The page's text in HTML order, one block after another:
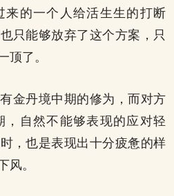
来的一个人给活生生的打断
只能够放弃了这个方案，只
顶了。
金丹境中期的修为，而对方
，自然不能够表现的应对轻
，也是表现出十分疲惫的样
风。